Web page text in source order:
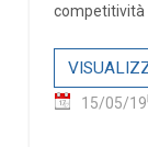
competitività
15/05/19